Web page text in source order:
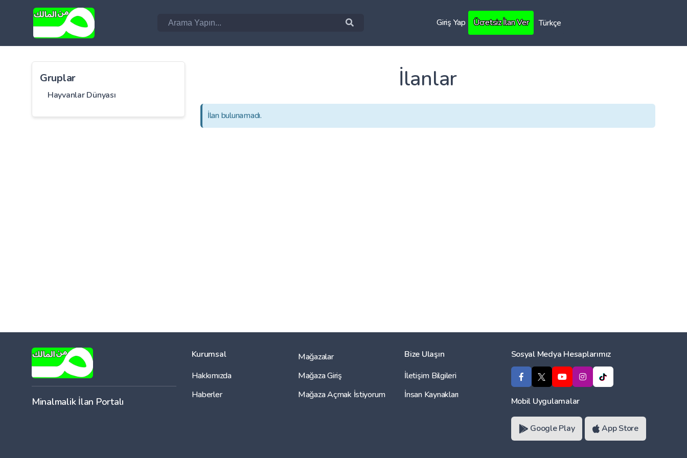
Giriş Yap Ücretsiz İlan Ver Türkçe
Gruplar
Hayvanlar Dünyası
İlanlar
İlan bulunamadı.
Minalmalik İlan Portalı
Kurumsal
Hakkımızda
Haberler
Mağazalar
Mağaza Giriş
Mağaza Açmak İstiyorum
Bize Ulaşın
İletişim Bilgileri
İnsan Kaynakları
Sosyal Medya Hesaplarımız
Mobil Uygulamalar
Google Play App Store